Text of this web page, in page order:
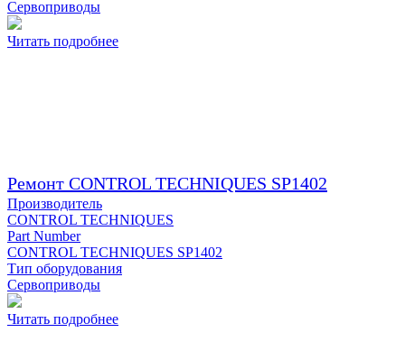
Сервоприводы
Читать подробнее
Ремонт CONTROL TECHNIQUES SP1402
Производитель
CONTROL TECHNIQUES
Part Number
CONTROL TECHNIQUES SP1402
Тип оборудования
Сервоприводы
Читать подробнее